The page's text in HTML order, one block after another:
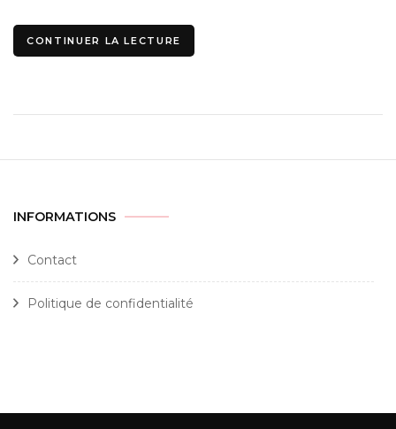
CONTINUER LA LECTURE
INFORMATIONS
Contact
Politique de confidentialité